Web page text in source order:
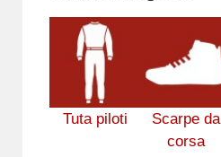
Tuta piloti
Scarpe da
corsa